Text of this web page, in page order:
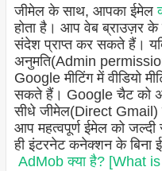
जीमेल के साथ, आपका ईमेल
होता है। आप वेब ब्राउज़र के
संदेश प्राप्त कर सकते हैं।
अनुमति(Admin
Google मीटिंग में वीडियो
सकते हैं। Google चैट को
सीधे जीमेल(Direct Gmail)
आप महत्वपूर्ण ईमेल को
ही इंटरनेट कनेक्शन के
AdMob क्या है? [What